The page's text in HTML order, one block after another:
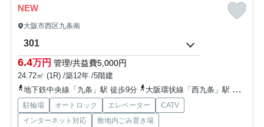
NEW
大阪市西区九条南
301
6.4万円 管理/共益費5,000円
24.72㎡ (1R) /築12年 /5階建
地下鉄中央線「九条」駅 徒歩9分
大阪環状線「西九条」駅 徒歩12分
駐輪場 オートロック エレベーター
CATV
インターネット対応
敷地内ごみ置き場